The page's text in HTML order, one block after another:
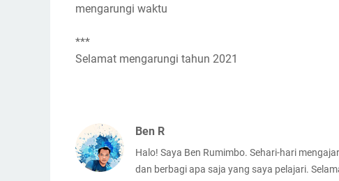
mengarungi waktu
***
Selamat mengarungi tahun 2021
Ben R
Halo! Saya Ben Rumimbo. Sehari-hari
dan berbagi apa saja yang saya pelajari.